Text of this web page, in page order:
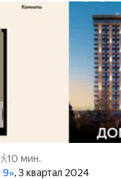
10 мин.
9», 3 квартал 2024